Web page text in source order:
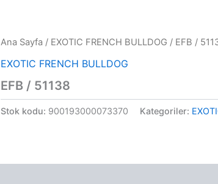
Ana Sayfa / EXOTIC FRENCH BULLDOG / EFB /
EXOTIC FRENCH BULLDOG
EFB / 51138
Stok kodu: 900193000073370 Kategoriler: